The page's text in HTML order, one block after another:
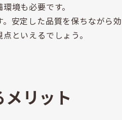
境も必要です。
安定した品質を保ちながら効
といえるでしょう。
リット